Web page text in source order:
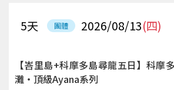
團體 2026/08/13(四)
5天
【峇里島+科摩多島尋龍五日】科摩
灘‧頂級Ayana系列